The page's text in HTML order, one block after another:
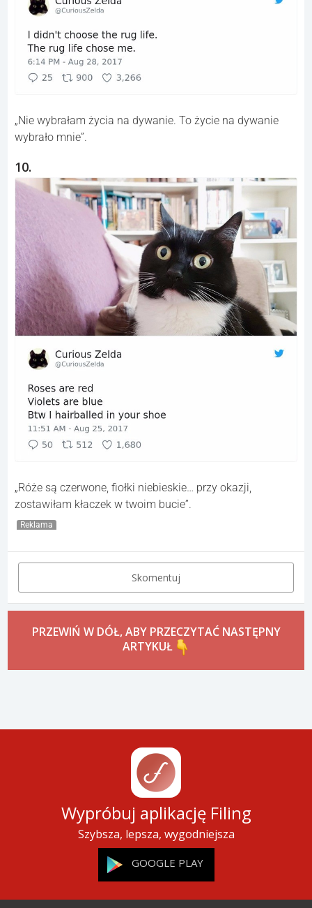
„Nie wybrałam życia na dywanie. To życie na dywanie
wybrało mnie”.
10.
„Róże są czerwone, fiołki niebieskie… przy okazji,
zostawiłam kłaczek w twoim bucie”.
Reklama
Skomentuj
PRZEWIŃ W DÓŁ, ABY PRZECZYTAĆ NASTĘPNY
ARTYKUŁ
Wypróbuj aplikację Filing
Szybsza, lepsza, wygodniejsza
GOOGLE PLAY